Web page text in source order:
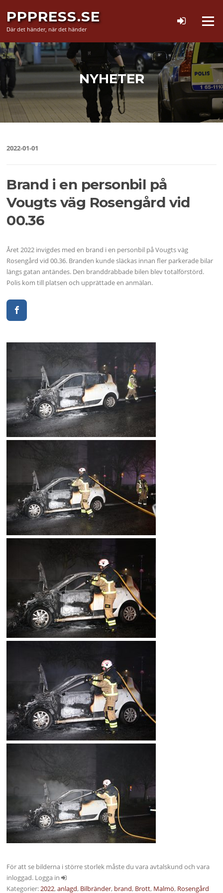
innehåll
PPPRESS.SE
Där det händer, när det händer
Meny
NYHETER
2022-01-01
Brand i en personbil på
Vougts väg Rosengård vid
00.36
Året 2022 invigdes med en brand i en personbil på Vougts väg
Rosengård vid 00.36. Branden kunde släckas innan fler parkerade bilar
längs gatan antändes. Den branddrabbade bilen blev totalförstörd.
Polis kom till platsen och upprättade en anmälan.
För att se bilderna i större storlek måste du vara avtalskund och vara
inloggad. Logga in
Kategorier:2022,anlagd, Bilbränder, brand, Brott, Malmö, Rosengård